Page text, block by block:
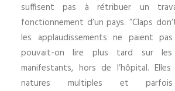
suffisent pas à rétribuer un
fonctionnement d’un pays. “Claps
les applaudissements ne paient
pouvait-on lire plus tard sur les
manifestants, hors de l’hôpital.
natures multiples et parfois